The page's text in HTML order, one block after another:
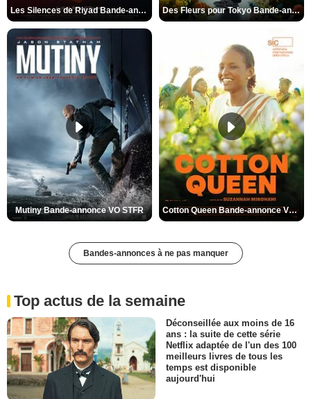
Les Silences de Riyad Bande-annonce VO STFR Des Fleurs pour Tokyo Bande-annonce VO STFR
Mutiny Bande-annonce VO STFR Cotton Queen Bande-annonce VO STFR
Bandes-annonces à ne pas manquer
Top actus de la semaine
Déconseillée aux moins de 16
ans : la suite de cette série
Netflix adaptée de l'un des 100
meilleurs livres de tous les
temps est disponible
aujourd'hui